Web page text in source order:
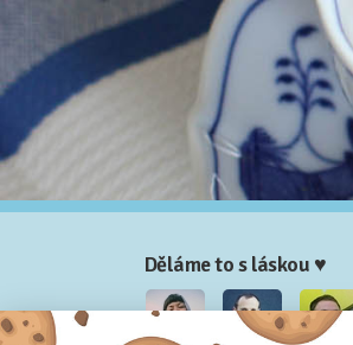
Děláme to s láskou ♥